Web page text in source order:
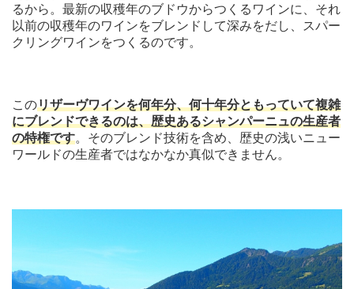
るから。最新の収穫年のブドウからつくるワインに、それ
以前の収穫年のワインをブレンドして深みをだし、スパー
クリングワインをつくるのです。
このリザーヴワインを何年分、何十年分ともっていて複雑
にブレンドできるのは、歴史あるシャンパーニュの生産者
の特権です。そのブレンド技術を含め、歴史の浅いニュー
ワールドの生産者ではなかなか真似できません。